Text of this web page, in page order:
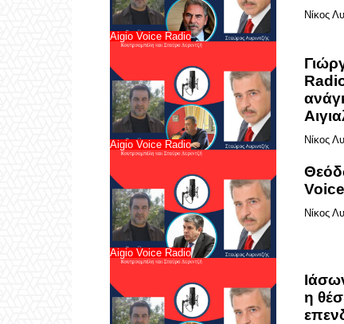
Aigio Voice Radio
Νίκος
Aigio Voice Radio Νίκος
Aigio Voice Radio
Νίκος
η